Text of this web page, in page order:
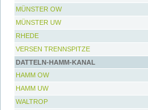
MÜNSTER OW
MÜNSTER UW
RHEDE
VERSEN TRENNSPITZE
DATTELN-HAMM-KANAL
HAMM OW
HAMM UW
WALTROP